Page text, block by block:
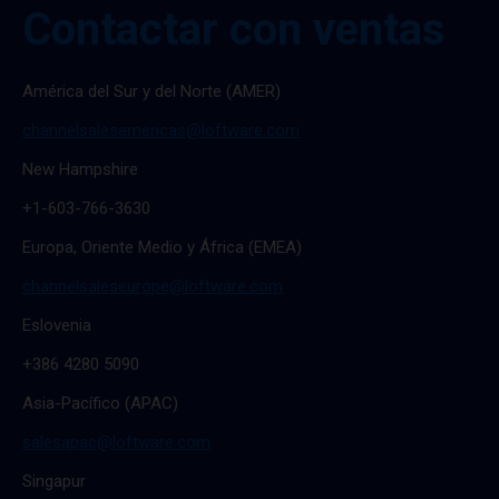
América del Sur y del Norte (AMER)
New Hampshire
+1-603-766-3630
Europa, Oriente Medio y África (EMEA)
Eslovenia
+386 4280 5090
Asia-Pacífico (APAC)
Singapur